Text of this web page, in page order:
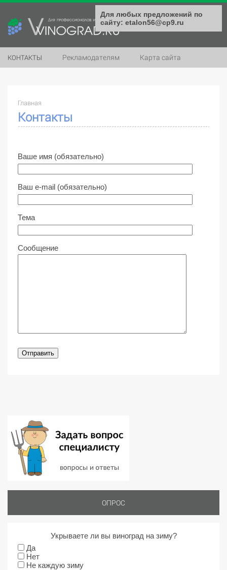
КОНТАКТЫ Рекламодателям Карта сайта
Главная
Контакты
Ваше имя (обязательно)
Ваш e-mail (обязательно)
Тема
Сообщение
ОПРОС
Укрываете ли вы виноград на зиму?
Да
Нет
Не каждую зиму
Для любых предложений по
сайту: etalon56@cp9.ru